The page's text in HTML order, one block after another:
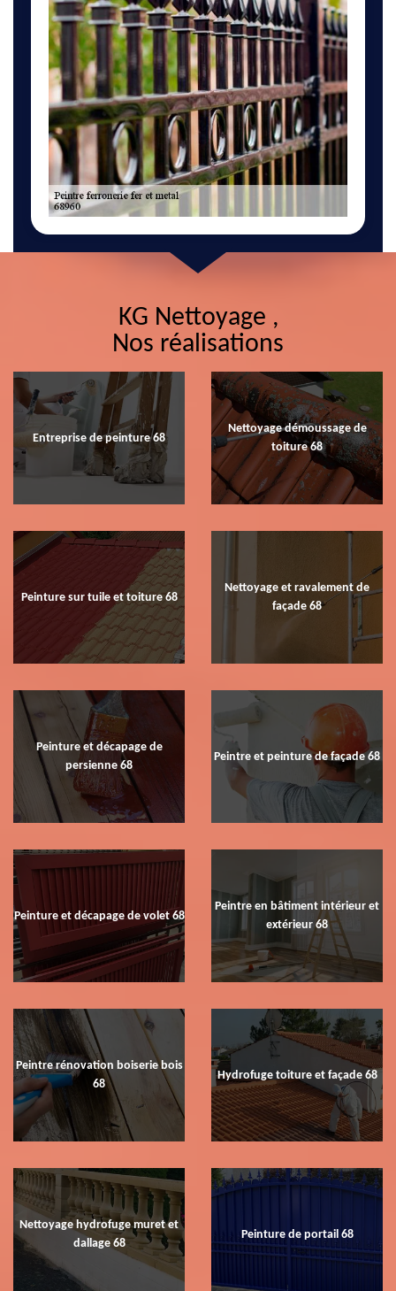
KG Nettoyage ,
Nos réalisations
Entreprise de peinture 68
Nettoyage démoussage de
toiture 68
Peinture sur tuile et toiture 68
Nettoyage et ravalement de
façade 68
Peinture et décapage de
persienne 68
Peintre et peinture de façade 68
Peinture et décapage de volet 68
Peintre en bâtiment intérieur et
extérieur 68
Peintre rénovation boiserie bois
68
Hydrofuge toiture et façade 68
Nettoyage hydrofuge muret et
dallage 68
Peinture de portail 68